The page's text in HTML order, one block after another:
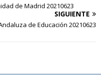
de Madrid 20210623
SIGUIENTE
de Educación 20210623